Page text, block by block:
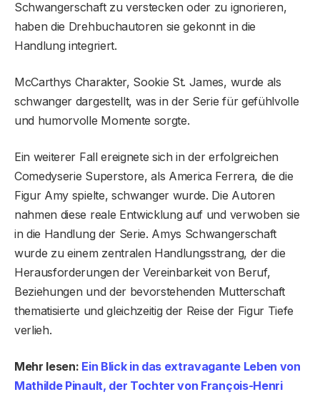
Schwangerschaft zu verstecken oder zu ignorieren,
haben die Drehbuchautoren sie gekonnt in die
Handlung integriert.
McCarthys Charakter, Sookie St. James, wurde als
schwanger dargestellt, was in der Serie für gefühlvolle
und humorvolle Momente sorgte.
Ein weiterer Fall ereignete sich in der erfolgreichen
Comedyserie Superstore, als America Ferrera, die die
Figur Amy spielte, schwanger wurde. Die Autoren
nahmen diese reale Entwicklung auf und verwoben sie
in die Handlung der Serie. Amys Schwangerschaft
wurde zu einem zentralen Handlungsstrang, der die
Herausforderungen der Vereinbarkeit von Beruf,
Beziehungen und der bevorstehenden Mutterschaft
thematisierte und gleichzeitig der Reise der Figur Tiefe
verlieh.
Mehr lesen: Ein Blick in das extravagante Leben von
Mathilde Pinault, der Tochter von François-Henri